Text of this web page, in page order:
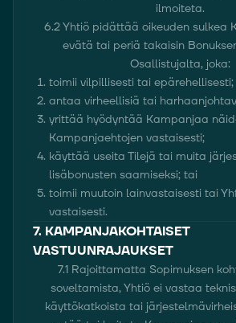
ilmoiteta.
6.2 Yhtiö pidättää oikeuden sulkea
evätä tai periä takaisin
Osallistujalta, joka:
toimii vilpillisesti tai epärehellisesti;
antaa virheellisiä tai
yrittää hyödyntää Kampanjaa
Kampanjaehtojen vastaisesti;
käyttää useita Tilejä tai muita
lisäbonusten saamiseksi; tai
toimii muutoin lainvastaisesti tai
vastaisesti.
7. KAMPANJAKOHTAISET
VASTUUNRAJAUKSET
7.1 Rajoittamatta Sopimuksen
soveltamista, Yhtiö ei vastaa
käyttökatkoista tai